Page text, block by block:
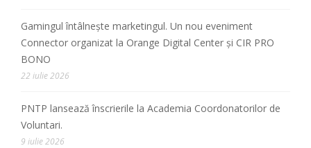
Gamingul întâlnește marketingul. Un nou eveniment
Connector organizat la Orange Digital Center și CIR PRO
BONO
22 iulie 2026
PNTP lansează înscrierile la Academia Coordonatorilor de
Voluntari.
9 iulie 2026